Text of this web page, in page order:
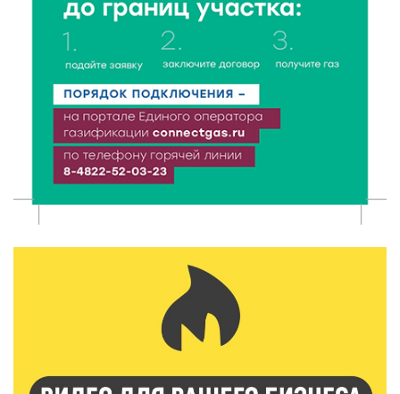
Забыл вещи в транспорте? Рассказываем, что ждёт
пассажиров по новым правилам
8 Авг 2026 12:12 563
Более 40 миллионов на металлургию получил бизнес
Твери
8 Авг 2026 11:37 291
От теории до практики: в детских лагерях Тверской
Арбуз без риска: на что обратить внимание при
покупке — советы Роскачества
8 Авг 2026 10:21 299